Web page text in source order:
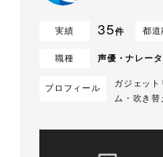
実績 35件 都道
職種 声優・ナレー
プロフィール
ガジェッ
ム・吹き替
ング、コー
録、録音